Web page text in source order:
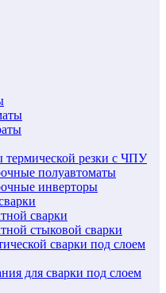
резки с ЧПУ
полуавтоматы
инверторы
сварки
стыковой сварки
сварки под слоем
для сварки под слоем